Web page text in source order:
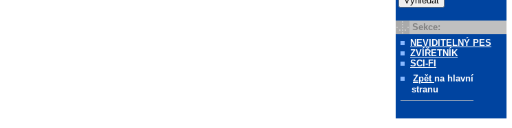
Sekce:
NEVIDITELNÝ PES
ZVÍŘETNÍK
SCI-FI
Zpět na hlavní
stranu